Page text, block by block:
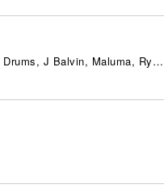
Karol G, Feid, DFZM, Ovy On The Drums, J Balvin, Maluma, Ryan Castro y Blessd